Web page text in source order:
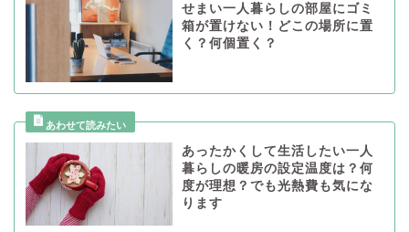
せまい一人暮らしの部屋にゴミ
箱が置けない！どこの場所に置
く？何個置く？
あったかくして生活したい一人
暮らしの暖房の設定温度は？何
度が理想？でも光熱費も気にな
ります